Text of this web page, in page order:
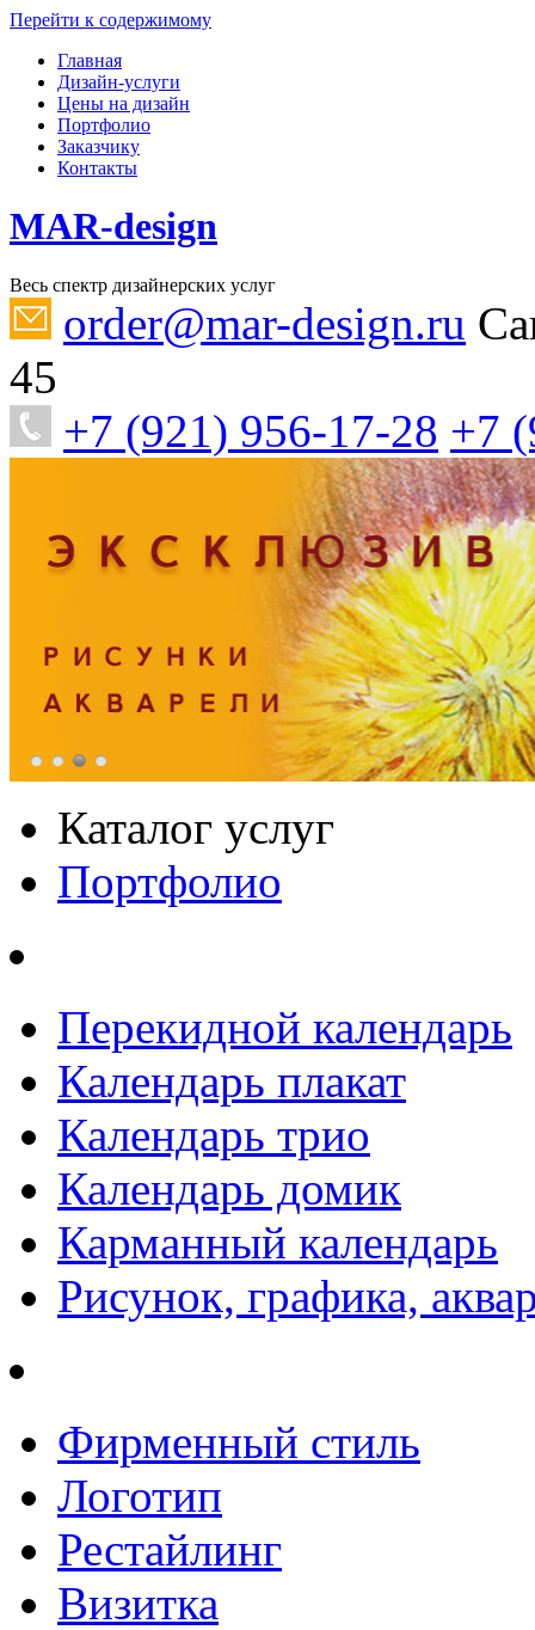
Перейти к содержимому
Главная
Дизайн-услуги
Цены на дизайн
Портфолио
Заказчику
Контакты
MAR-design
Весь спектр дизайнерских услуг
order@mar-design.ru
45
+7 (921) 956-17-28 +7
Каталог услуг
Портфолио
Перекидной календарь
Календарь плакат
Календарь трио
Календарь домик
Карманный календарь
Рисунок, графика,
Фирменный стиль
Логотип
Рестайлинг
Визитка